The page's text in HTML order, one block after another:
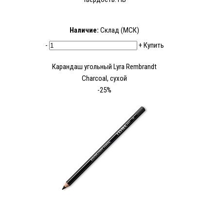
Наличие: Склад (МСК)
-
+Купить
Карандаш угольный Lyra Rembrandt
Charcoal, сухой
-25%